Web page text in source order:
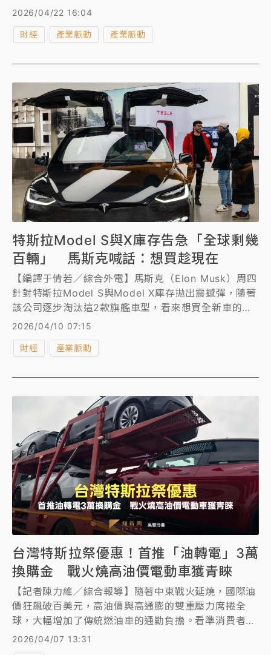
資本支出的最新說明。先前特斯拉預測今年資本支出將
超過200億美元，遠高於去年的85億美元，這意味特斯
拉自由現金流將轉負。然而這個數字顯然尚未考慮到
明晨財報會議看點除了龐大資本支出之外，還有
Robotaxi上線進度、Optimus人形機器人以及AI5晶片
時程。
2026/04/22 16:04
財經 產業脈動 產業脈動
特斯拉Model S與X庫存告急「全球剩幾
百輛」 馬斯克喊話：想買趁現在
【編譯于倩若／綜合外電】馬斯克（Elon Musk）周四
針對特斯拉Model S與Model X庫存拋出震撼彈，隨著
該公司逐步淘汰這2款旗艦車型，看來想買全新車的機
會恐怕快沒了。庫存稀缺也推升了S與X的庫存價格飆升
2026/04/10 07:15
財經 產業脈動
台灣特斯拉祭優惠！首推「油轉電」3萬
換購金 戰火燒高油價電動車獲青睞
【記者陳力維／綜合報導】隨著中東戰火延燒，國際油
價狂飆破百美元，高油價與高通膨的雙重壓力席捲全
球，大幅增加了傳統燃油車的通勤負擔。看準消費者對
抗通膨的需求與電動車詢問度激增，台灣特斯拉
（Tesla）於第二季首度祭出「油轉電換購補貼」方
2026/04/07 13:31